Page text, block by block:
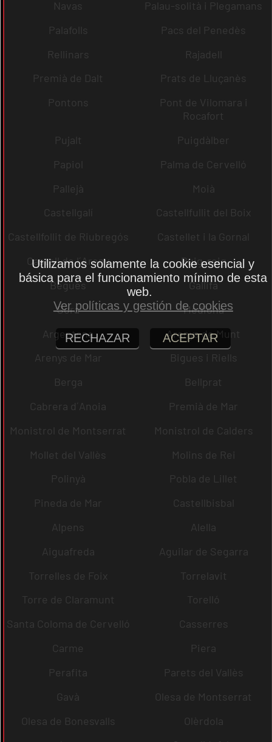
Navas
Palau-solità i Plegamans
Palafolls
Pacs del Penedès
Rellinars
Rajadell
Premià de Dalt
Prats de Lluçanès
Pontons
Pont de Vilomara i
Rocafort
Pujalt
Puigdàlber
Papiol
Palma de Cervelló
Pallejà
Moià
Castellgalí
Castellfullit del Boix
Castellfollit de Riubregós
Castellet i la Gornal
Castell de l´Areny
Puig-reig
Begues
Gallifa
Sora
Mediona
Argentona
Arenys de Munt
Arenys de Mar
Bigues i Riells
Berga
Bellprat
Cabrera d´Anoia
Premià de Mar
Monistrol de Montserrat
Monistrol de Calders
Mollet del Vallès
Molins de Rei
Polinyà
Pobla de Lillet
Pineda de Mar
Castellbisbal
Alpens
Alella
Aiguafreda
Aguilar de Segarra
Torrelles de Foix
Torrelavit
Torre de Claramunt
Torelló
Santa Coloma de Cervelló
Casserres
Carme
Piera
Perafita
Parets del Vallès
Gavà
Olesa de Montserrat
Olesa de Bonesvalls
Olèrdola
Utilizamos solamente la cookie esencial y
básica para el funcionamiento mínimo de esta
web.
Ver políticas y gestión de cookies
RECHAZAR ACEPTAR